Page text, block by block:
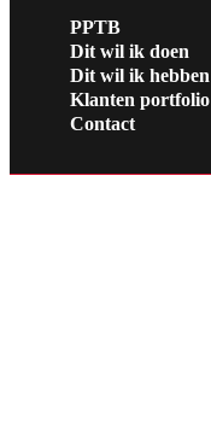
PPTB
Dit wil ik doen
Dit wil ik hebben
Klanten portfolio
Contact